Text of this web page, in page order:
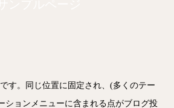
す。同じ位置に固定され、(多くのテー
ションメニューに含まれる点がブログ投